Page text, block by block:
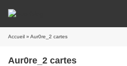
Accueil » Aur0re_2 cartes
Aur0re_2 cartes